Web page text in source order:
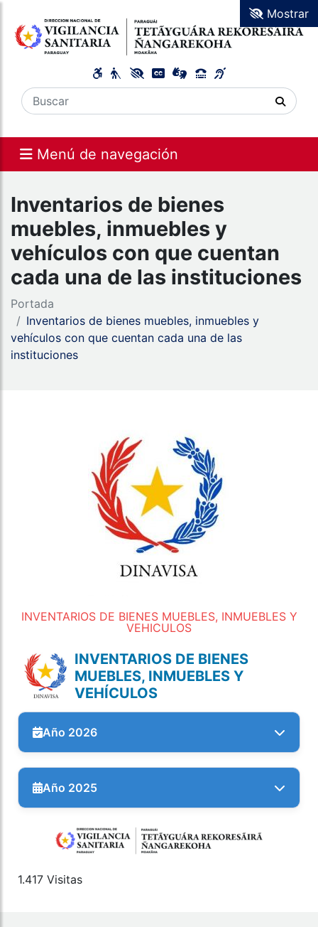
Menú de navegación
Mostrar
Inventarios de bienes
muebles, inmuebles y
vehículos con que cuentan
cada una de las instituciones
Portada
Inventarios de bienes muebles, inmuebles y
vehículos con que cuentan cada una de las
instituciones
INVENTARIOS DE BIENES MUEBLES, INMUEBLES Y
VEHICULOS
INVENTARIOS DE BIENES
MUEBLES, INMUEBLES Y
VEHÍCULOS
Año 2026
Año 2025
1.417 Visitas